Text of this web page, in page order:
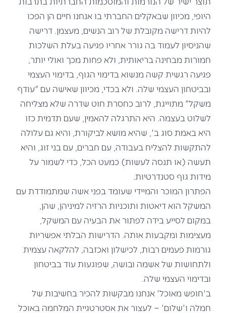
היופי, מכיוון שבאקלים החברתי בו אנחנו חיים הן הפכו
להיות דרישה מקובלת של רוב הנשים, מעצמן. דרישה
שהניסיון לעמוד בה גורר אחריו פגיעה בעלת השלכות
חמורות מבחינה בריאותית, ולא פחות מכך ואולי יותר,
פגיעה רגשית קשה מנשוא בדימוי הגוף, בדימוי העצמי
ובביטחון העצמי שלה. ולא בכדי, מכיוון שאישה עם "עודף
משקל" מתוייגת, לרוב כחסרת חוט שדרה שלא מצליחה
לשלוט בעצמה. היא התרגלה להאמין, שעם תדמית כזו
היא באמת סוג ב', שהיא מושא לביקורת, והיא גם עלולה
להתקשות להצליח בעבודה, עם חברים, עם בני זוג, והיא
תעשה (או תנסה לעשות) כמעט הכל, כדי לשמור על
מידות גוף סטנדרטיות.
הפתרון המוכר והמיידי שעומד בפני אשה שמתמודדת עם
המשקל הוא דיאטות ותוכניות הרזיה למיניהן, שהן,
במקום לסייע בידה לפתור את הבעיה עם המשקל,
מעצימות ומקבעות אותה. הדרישות הבלתי אפשריות
גורמות פעמים רבות, לכישלון ואכזבה, להלקאה עצמית
ולתחושות של אשמה ובושה, שפוגעות עוד בביטחון
ובדימוי העצמי שלה.
ב'חופש מאוכל' אנחנו מבקשות להכיר בחשיבות של
חמלה ו'שלום' – לעצור את אסטרטגיית המלחמה באוכל